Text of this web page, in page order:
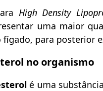
High Density
uma maior
para posterior
no organismo
é uma